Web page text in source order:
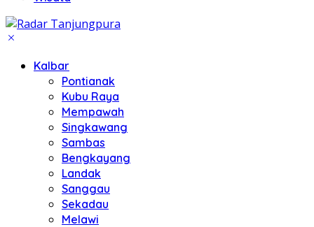
Kalbar
Pontianak
Kubu Raya
Mempawah
Singkawang
Sambas
Bengkayang
Landak
Sanggau
Sekadau
Melawi